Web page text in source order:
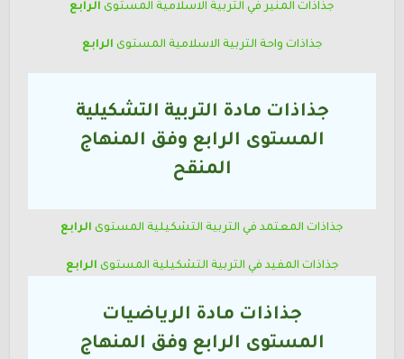
جذاذات المنير في التربية الاسلامية المستوى الرابع
جذاذات واحة التربية الاسلامية المستوى الرابع
جذاذات مادة التربية التشكيلية
المستوى الرابع وفق المنهاج
المنقح
جذاذات المعتمد في التربية التشكيلية المستوى الرابع
جذاذات المفيد في التربية التشكيلية المستوى الرابع
جذاذات مادة الرياضيات
المستوى الرابع وفق المنهاج